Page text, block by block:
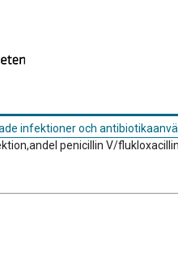
infektioner och
penicillin V/